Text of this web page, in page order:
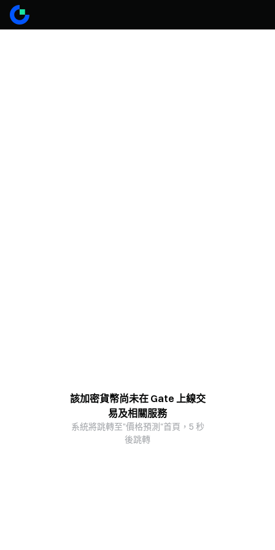
該加密貨幣尚未在 Gate 上線交
易及相關服務
系統將跳轉至"價格預測"首頁，5 秒
後跳轉